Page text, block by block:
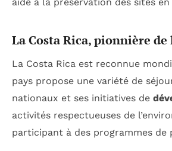
La Costa Rica, pionnière de
La Costa Rica est reconnue
pays propose une variété de
nationaux et ses initiatives de
activités respectueuses de
participant à des programmes de